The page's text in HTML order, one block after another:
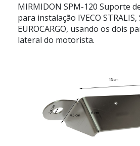
MIRMIDON SPM-120 Suporte
para instalação IVECO STRALIS,
EUROCARGO, usando os dois
lateral do motorista.